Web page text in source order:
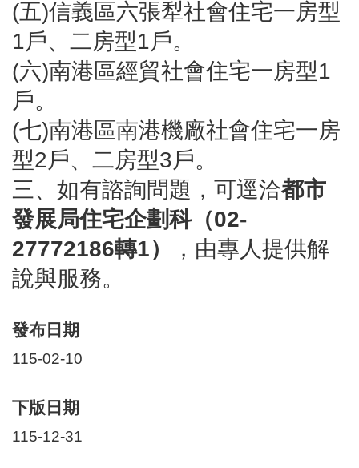
(五)信義區六張犁社會住宅一房型
1戶、二房型1戶。
(六)南港區經貿社會住宅一房型1
戶。
(七)南港區南港機廠社會住宅一房
型2戶、二房型3戶。
三、如有諮詢問題，可逕洽都市
發展局住宅企劃科（02-
27772186轉1）
，由專人提供解
說與服務。
發布日期
115-02-10
下版日期
115-12-31